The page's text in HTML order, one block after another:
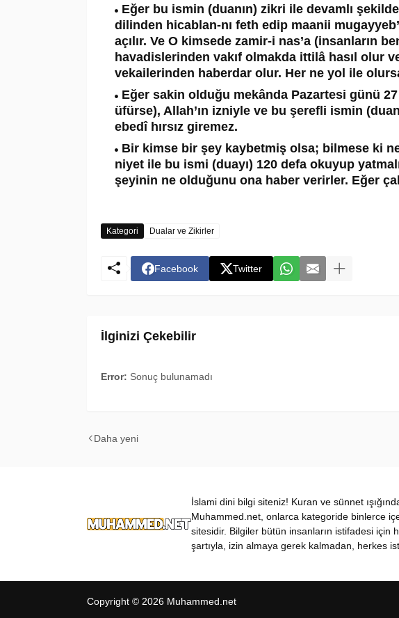
Eğer bu ismin (duanın) zikri ile devamlı
dilinden hicablan-nı feth edip maanii
açılır. Ve O kimsede zamir-i nas’a (insanların
havadislerinden vakıf olmakda ittilâ hasıl olur
vekailerinden haberdar olur. Her ne yol ile
Eğer sakin olduğu mekânda Pazartesi günü
üfürse), Allah’ın izniyle ve bu şerefli ismin
ebedî hırsız giremez.
Bir kimse bir şey kaybetmiş olsa; bilmese ki
niyet ile bu ismi (duayı) 120 defa okuyup
şeyinin ne olduğunu ona haber verirler. Eğer
Kategori Dualar ve Zikirler
Facebook Twitter
İlginizi Çekebilir
Error: Sonuç bulunamadı
Daha yeni
İslami dini bilgi siteniz! Kuran ve sünnet
Muhammed.net, onlarca kategoride binlerce
sitesidir. Bilgiler bütün insanların istifadesi için
şartıyla, izin almaya gerek kalmadan, herkes
Copyright © 2026 Muhammed.net